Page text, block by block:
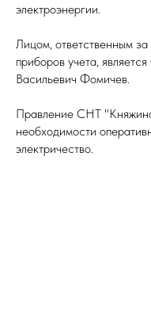
электроэнергии.
Лицом, ответственным
приборов учета,
Васильевич Фомичев.
Правление СНТ
необходимости
электричество.